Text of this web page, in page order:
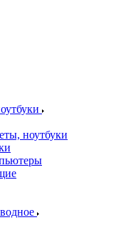
ноутбуки